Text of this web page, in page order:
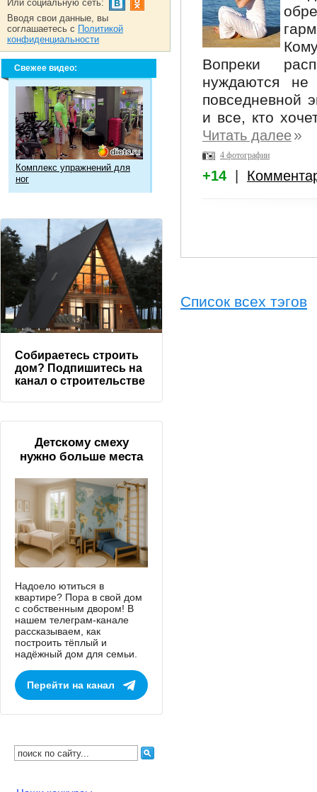
Вопреки
нуждаются
повседневной
и все, кто
Читать далее»
4 фотографии
+14
Список всех тэгов
Или социальную сеть:
Вводя свои данные, вы
соглашаетесь с Политикой
конфиденциальности
Свежее видео:
Комплекс упражнений для
ног
Собираетесь строить
дом? Подпишитесь на
канал о строительстве
Детскому смеху
нужно больше места
Надоело ютиться в
квартире? Пора в свой дом
с собственным двором! В
нашем телеграм-канале
рассказываем, как
построить тёплый и
надёжный дом для семьи.
Перейти на канал